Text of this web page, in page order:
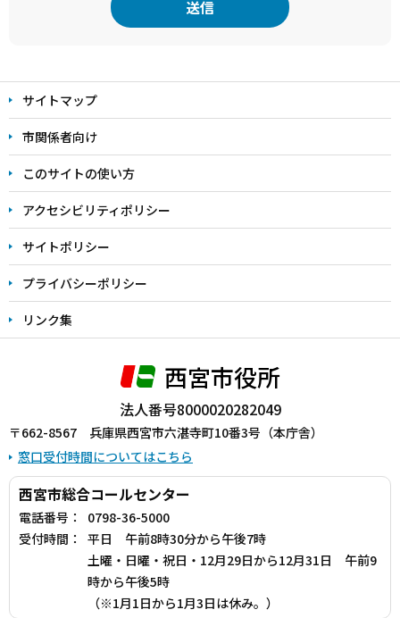
文
こ
こ
ま
で
サイトマップ
市関係者向け
このサイトの使い方
アクセシビリティポリシー
サイトポリシー
プライバシーポリシー
リンク集
西宮市役所
法人番号8000020282049
〒662-8567 兵庫県西宮市六湛寺町10番3号（本庁舎）
窓口受付時間についてはこちら
西宮市総合コールセンター
電話番号：
0798-36-5000
受付時間：
平日 午前8時30分から午後7時
土曜・日曜・祝日・12月29日から12月31日 午前9
時から午後5時
（※1月1日から1月3日は休み。）